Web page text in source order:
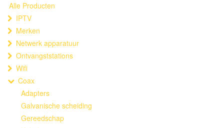
Alle Producten
IPTV
Merken
Netwerk apparatuur
Ontvangststations
Wifi
Coax
Adapters
Galvanische scheiding
Gereedschap